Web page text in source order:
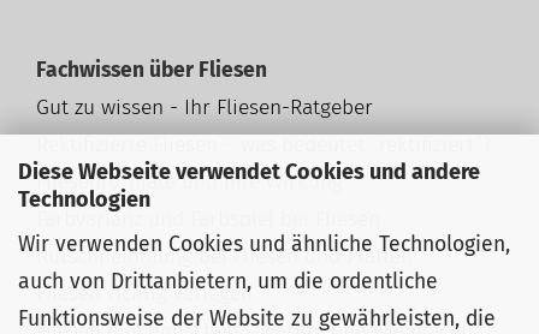
Diese Webseite verwendet Cookies und andere
Technologien
Wir verwenden Cookies und ähnliche Technologien,
auch von Drittanbietern, um die ordentliche
Funktionsweise der Website zu gewährleisten, die
Fachwissen über Fliesen
Gut zu wissen - Ihr Fliesen-Ratgeber
Fliesenformate und ihre Wirkung
Farbvarianz und Farbspiel bei Fliesen
Rutschhemmung bei Fliesen und Platten
Fliesen richtig verlegen